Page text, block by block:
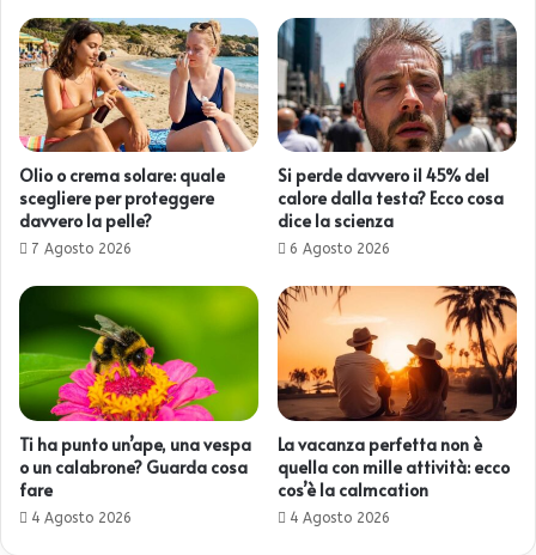
Olio o crema solare: quale
scegliere per proteggere
davvero la pelle?
7 Agosto 2026
Si perde davvero il 45% del
calore dalla testa? Ecco cosa
dice la scienza
6 Agosto 2026
Ti ha punto un’ape, una vespa
o un calabrone? Guarda cosa
fare
4 Agosto 2026
La vacanza perfetta non è
quella con mille attività: ecco
cos’è la calmcation
4 Agosto 2026